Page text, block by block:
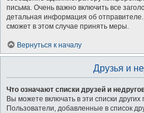
письма. Очень важно включить все
детальная информация об
сможет в этом случае принять меры.
Вернуться к началу
Друзья и
Что означают списки друзей и
Вы можете включать в эти списки
Пользователи, добавленные в список